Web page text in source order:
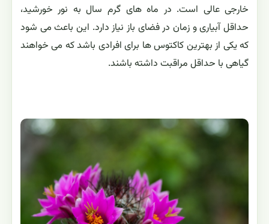
خارجی عالی است. در ماه های گرم سال به نور خورشید،
حداقل آبیاری و زمان در فضای باز نیاز دارد. این باعث می شود
که یکی از بهترین کاکتوس ها برای افرادی باشد که می خواهند
گیاهی با حداقل مراقبت داشته باشند.